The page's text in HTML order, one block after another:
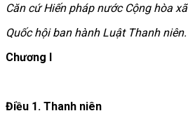
Căn cứ Hiến pháp nước Cộng hòa
Quốc hội ban hành Luật Thanh niên.
Chương I
Điều 1. Thanh niên